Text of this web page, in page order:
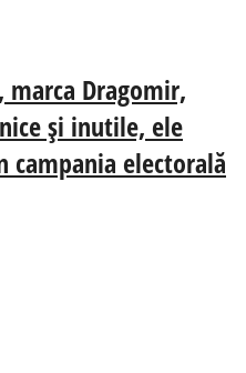
Dragomir,
și inutile, ele
campania electorală